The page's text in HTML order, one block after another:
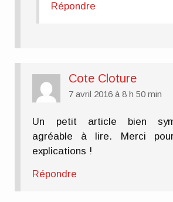
Répondre
Cote Cloture
7 avril 2016 à 8 h 50 min
Un petit article bien
agréable à lire. Merci
explications !
Répondre